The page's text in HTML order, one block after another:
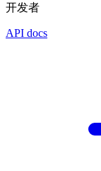
开发者
API docs